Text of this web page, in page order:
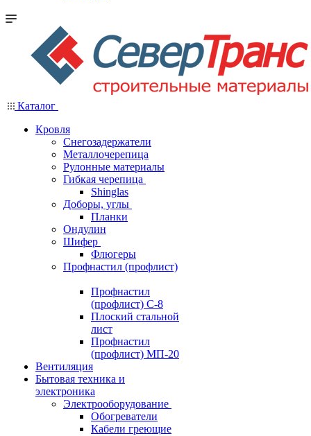
Каталог
Кровля
Снегозадержатели
Металлочерепица
Рулонные материалы
Гибкая черепица
Shinglas
Доборы, углы
Планки
Ондулин
Шифер
Флюгеры
Профнастил (профлист)
Профнастил
(профлист) С-8
Плоский стальной
лист
Профнастил
(профлист) МП-20
Вентиляция
Бытовая техника и
электроника
Электрооборудование
Обогреватели
Кабели греющие